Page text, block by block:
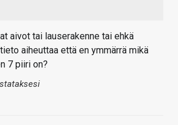
aivot tai lauserakenne tai ehkä
aiheuttaa että en ymmärrä mikä
7 piiri on?